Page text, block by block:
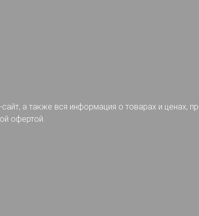
а также вся информация о товарах и ценах,
офертой.